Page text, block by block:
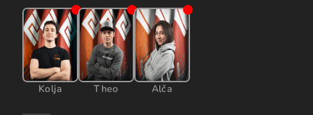
Kolja Theo Alča